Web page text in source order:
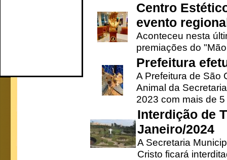
Centro
evento
Aconteceu nesta
premiações do
Prefeitura
A Prefeitura de São
Animal da
2023 com mais de 5
Interdição de
Janeiro/2024
A Secretaria
Cristo ficará